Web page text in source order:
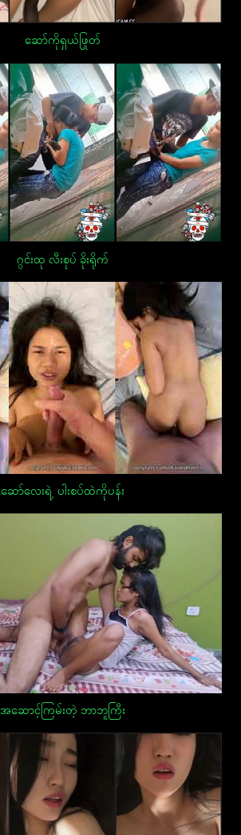
ဆော်ကိုရှယ်ဖြုတ်
ဂွင်းထု လီးစုပ် ခိုးရိုက်
ဆော်လေးရဲ့ ပါးစပ်ထဲကိုပန်း
အဆောင့်ကြမ်းတဲ့ ဘာဘူကြီး